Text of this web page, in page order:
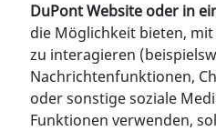
DuPont Website oder in
die Möglichkeit bieten,
zu interagieren
Nachrichtenfunktionen,
oder sonstige soziale
Funktionen verwenden,